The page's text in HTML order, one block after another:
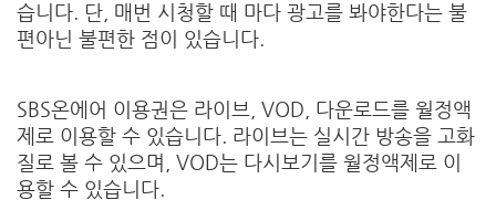
습니다. 단, 매번 시청할 때 마다 광고를 봐야한다는 불
편아닌 불편한 점이 있습니다.
SBS온에어 이용권은 라이브, VOD, 다운로드를 월정액
제로 이용할 수 있습니다. 라이브는 실시간 방송을 고화
질로 볼 수 있으며, VOD는 다시보기를 월정액제로 이
용할 수 있습니다.